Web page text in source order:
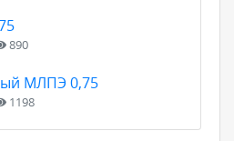
890
МЛПЭ 0,75
1198